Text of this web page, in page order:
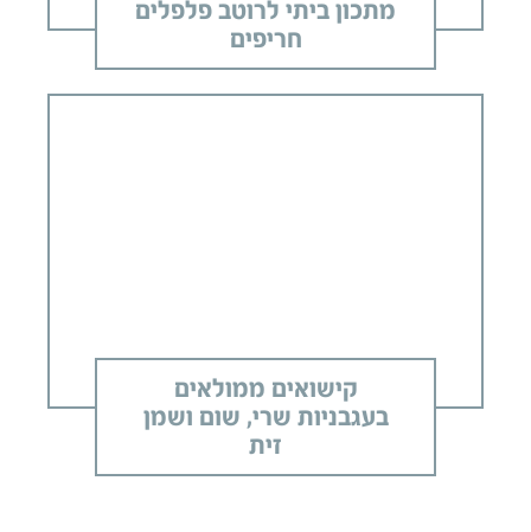
מתכון ביתי לרוטב פלפלים
חריפים
קישואים ממולאים
בעגבניות שרי, שום ושמן
זית